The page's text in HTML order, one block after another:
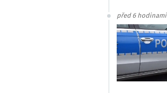
před 6 hodinami